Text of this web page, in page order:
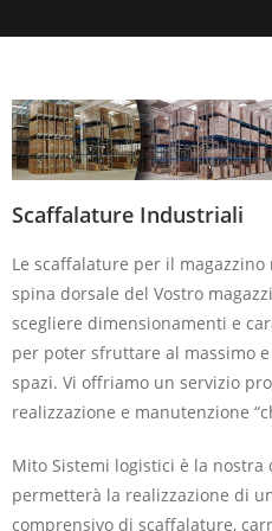
Scaffalature Industriali
Le scaffalature per il
spina dorsale del Vostro
scegliere dimensionamenti e
per poter sfruttare al massimo
spazi. Vi offriamo un servizio
realizzazione e manutenzione
Mito Sistemi logistici è la nostra
permetterà la realizzazione di
comprensivo di scaffalature,